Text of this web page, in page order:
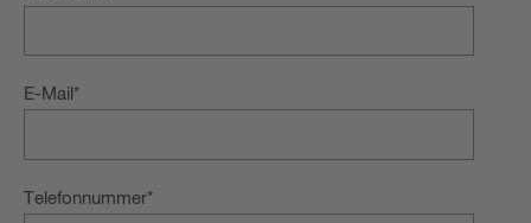
E-Mail*
Telefonnummer*